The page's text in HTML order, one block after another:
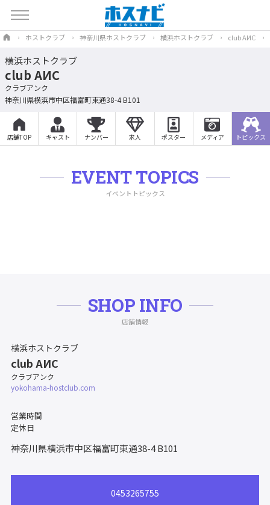
ホストクラブ 神奈川県ホストクラブ 横浜ホストクラブ club AИC
横浜ホストクラブ
club AИC
クラブアンク
神奈川県横浜市中区福富町東通38-4 B101
店舗TOP キャスト ナンバー 求人 ポスター メディア トピックス
EVENT TOPICS
イベントトピックス
SHOP INFO
店舗情報
横浜ホストクラブ
club AИC
クラブアンク
yokohama-hostclub.com
営業時間
定休日
神奈川県横浜市中区福富町東通38-4B101
0453265755